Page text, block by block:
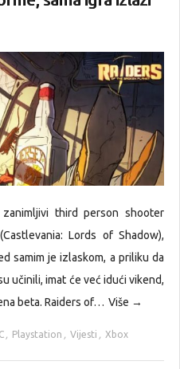
third person shooter
Lords of Shadow),
samim je izlaskom, a priliku da
učinili, imat će već idući vikend,
beta. Raiders of… Više →
, Playstation , Vijesti , Xbox